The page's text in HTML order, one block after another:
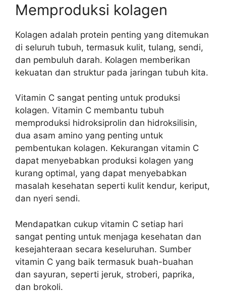
Memproduksi kolagen
Kolagen adalah protein penting yang ditemukan
di seluruh tubuh, termasuk kulit, tulang, sendi,
dan pembuluh darah. Kolagen memberikan
kekuatan dan struktur pada jaringan tubuh kita.
Vitamin C sangat penting untuk produksi
kolagen. Vitamin C membantu tubuh
memproduksi hidroksiprolin dan hidroksilisin,
dua asam amino yang penting untuk
pembentukan kolagen. Kekurangan vitamin C
dapat menyebabkan produksi kolagen yang
kurang optimal, yang dapat menyebabkan
masalah kesehatan seperti kulit kendur, keriput,
dan nyeri sendi.
Mendapatkan cukup vitamin C setiap hari
sangat penting untuk menjaga kesehatan dan
kesejahteraan secara keseluruhan. Sumber
vitamin C yang baik termasuk buah-buahan
dan sayuran, seperti jeruk, stroberi, paprika,
dan brokoli.